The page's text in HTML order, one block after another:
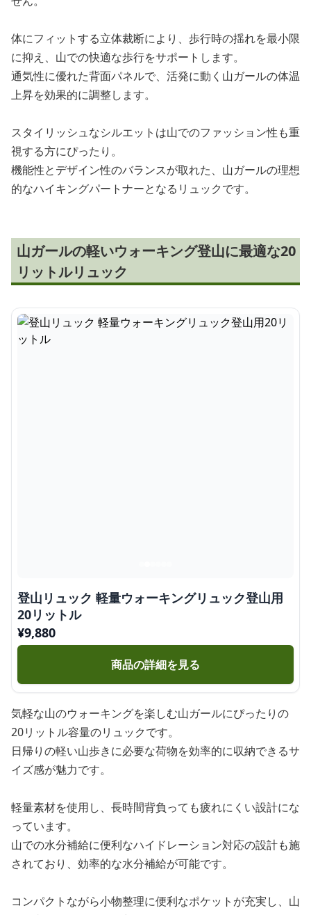
体にフィットする立体裁断により、歩行時の揺れを最小限
に抑え、山での快適な歩行をサポートします。
通気性に優れた背面パネルで、活発に動く山ガールの体温
上昇を効果的に調整します。
スタイリッシュなシルエットは山でのファッション性も重
視する方にぴったり。
機能性とデザイン性のバランスが取れた、山ガールの理想
的なハイキングパートナーとなるリュックです。
山ガールの軽いウォーキング登山に最適な20
リットルリュック
登山リュック 軽量ウォーキングリュック登山用
20リットル
¥9,880
商品の詳細を見る
気軽な山のウォーキングを楽しむ山ガールにぴったりの
20リットル容量のリュックです。
日帰りの軽い山歩きに必要な荷物を効率的に収納できるサ
イズ感が魅力です。
軽量素材を使用し、長時間背負っても疲れにくい設計にな
っています。
山での水分補給に便利なハイドレーション対応の設計も施
されており、効率的な水分補給が可能です。
コンパクトながら小物整理に便利なポケットが充実し、山